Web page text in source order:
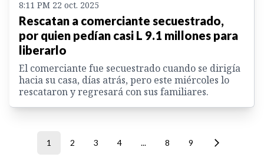
8:11 PM 22 oct. 2025
Rescatan a comerciante secuestrado,
por quien pedían casi L 9.1 millones para
liberarlo
El comerciante fue secuestrado cuando se dirigía
hacia su casa, días atrás, pero este miércoles lo
rescataron y regresará con sus familiares.
1 2 3 4 ... 8 9